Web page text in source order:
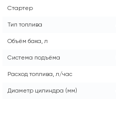
Стартер
Тип топлива
Объём бака, л
Система подъёма
Расход топлива, л/час
Диаметр цилиндра (мм)